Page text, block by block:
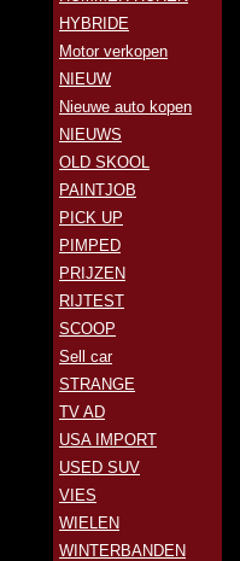
HYBRIDE
Motor verkopen
NIEUW
Nieuwe auto kopen
NIEUWS
OLD SKOOL
PAINTJOB
PICK UP
PIMPED
PRIJZEN
RIJTEST
SCOOP
Sell car
STRANGE
TV AD
USA IMPORT
USED SUV
VIES
WIELEN
WINTERBANDEN